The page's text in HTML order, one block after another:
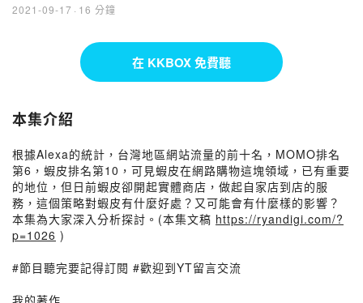
2021-09-17 · 16 分鐘
在 KKBOX 免費聽
本集介紹
根據Alexa的統計，台灣地區網站流量的前十名，MOMO排名
第6，蝦皮排名第10，可見蝦皮在網路購物這塊領域，已有重要
的地位，但日前蝦皮卻開起實體商店，做起自家店到店的服
務，這個策略對蝦皮有什麼好處？又可能會有什麼樣的影響？
本集為大家深入分析探討。(本集文稿 https://ryandigi.com/?
p=1026 )
#節目聽完要記得訂閱 #歡迎到YT留言交流
我的著作